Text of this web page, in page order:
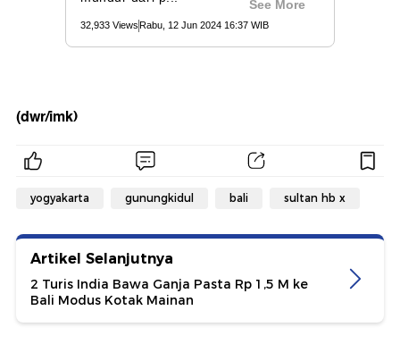
(dwr/imk)
yogyakarta gunungkidul bali sultan hb x
Artikel Selanjutnya
2 Turis India Bawa Ganja Pasta Rp 1,5 M ke
Bali Modus Kotak Mainan